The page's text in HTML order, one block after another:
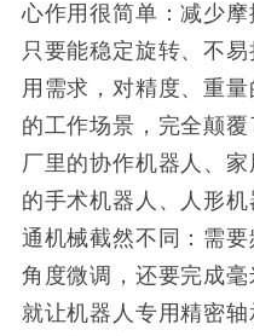
心作用很简单：减少摩
只要能稳定旋转、不
用需求，对精度、重
的工作场景，完全颠
厂里的协作机器人、
的手术机器人、人形
通机械截然不同：需
角度微调，还要完成
就让机器人专用精密轴